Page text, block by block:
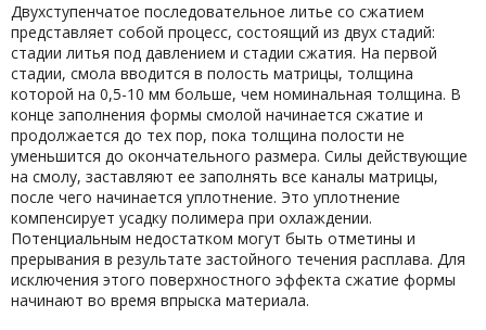
Двухступенчатое последовательное литье со сжатием
представляет собой процесс, состоящий из двух стадий:
стадии литья под давлением и стадии сжатия. На первой
стадии, смола вводится в полость матрицы, толщина
которой на 0,5-10 мм больше, чем номинальная толщина. В
конце заполнения формы смолой начинается сжатие и
продолжается до тех пор, пока толщина полости не
уменьшится до окончательного размера. Силы действующие
на смолу, заставляют ее заполнять все каналы матрицы,
после чего начинается уплотнение. Это уплотнение
компенсирует усадку полимера при охлаждении.
Потенциальным недостатком могут быть отметины и
прерывания в результате застойного течения расплава. Для
исключения этого поверхностного эффекта сжатие формы
начинают во время впрыска материала.